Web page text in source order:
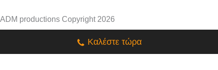
ADM productions Copyright 2026
Καλέστε τώρα